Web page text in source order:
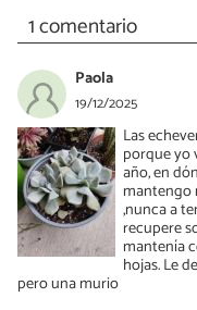
1 comentario
Paola
19/12/2025
Las
porque yo
año, en
mantengo
,nunca a
recupere
mantenía
hojas. Le
pero una murio